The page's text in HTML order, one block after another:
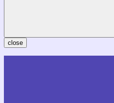
close